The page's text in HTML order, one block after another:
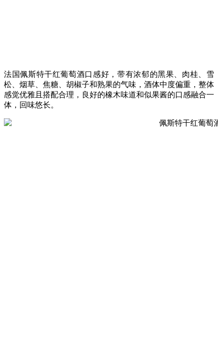
法国佩斯特干红葡萄酒口感好，带有浓郁的黑果、肉桂、雪
松、烟草、焦糖、胡椒子和熟果的气味，酒体中度偏重，整体
感觉优雅且搭配合理，良好的橡木味道和似果酱的口感融合一
体，回味悠长。